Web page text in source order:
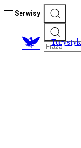
Serwisy
T